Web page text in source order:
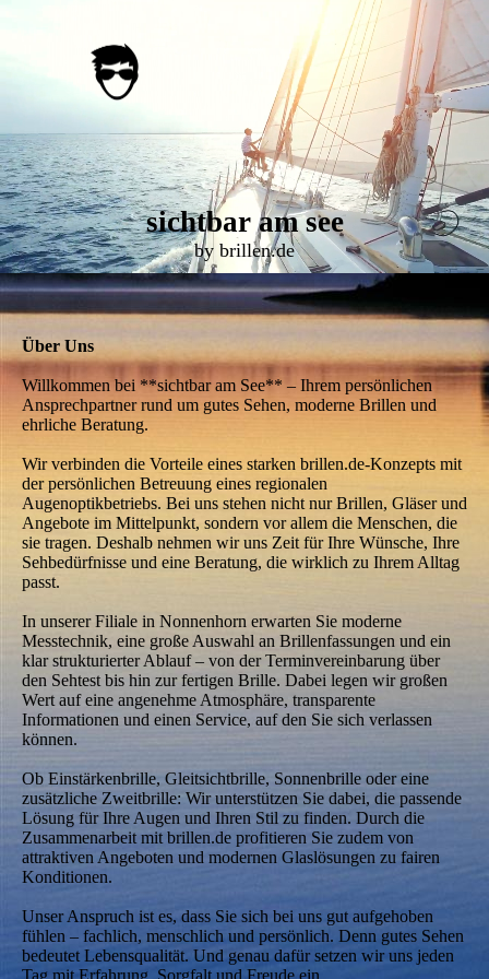
sichtbar am see
by brillen.de
Über Uns
Willkommen bei **sichtbar am See** – Ihrem persönlichen
Ansprechpartner rund um gutes Sehen, moderne Brillen und
ehrliche Beratung.
Wir verbinden die Vorteile eines starken brillen.de-Konzepts mit
der persönlichen Betreuung eines regionalen
Augenoptikbetriebs. Bei uns stehen nicht nur Brillen, Gläser und
Angebote im Mittelpunkt, sondern vor allem die Menschen, die
sie tragen. Deshalb nehmen wir uns Zeit für Ihre Wünsche, Ihre
Sehbedürfnisse und eine Beratung, die wirklich zu Ihrem Alltag
passt.
In unserer Filiale in Nonnenhorn erwarten Sie moderne
Messtechnik, eine große Auswahl an Brillenfassungen und ein
klar strukturierter Ablauf – von der Terminvereinbarung über
den Sehtest bis hin zur fertigen Brille. Dabei legen wir großen
Wert auf eine angenehme Atmosphäre, transparente
Informationen und einen Service, auf den Sie sich verlassen
können.
Ob Einstärkenbrille, Gleitsichtbrille, Sonnenbrille oder eine
zusätzliche Zweitbrille: Wir unterstützen Sie dabei, die passende
Lösung für Ihre Augen und Ihren Stil zu finden. Durch die
Zusammenarbeit mit brillen.de profitieren Sie zudem von
attraktiven Angeboten und modernen Glaslösungen zu fairen
Konditionen.
Unser Anspruch ist es, dass Sie sich bei uns gut aufgehoben
fühlen – fachlich, menschlich und persönlich. Denn gutes Sehen
bedeutet Lebensqualität. Und genau dafür setzen wir uns jeden
Tag mit Erfahrung, Sorgfalt und Freude ein.